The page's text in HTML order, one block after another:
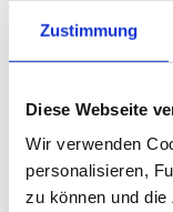
Zustimmung
Diese Webseite
Wir verwenden
personalisieren,
zu können und
22
g
WIBERG
40 ml WIBERG
Junger Spinat
300 g junger